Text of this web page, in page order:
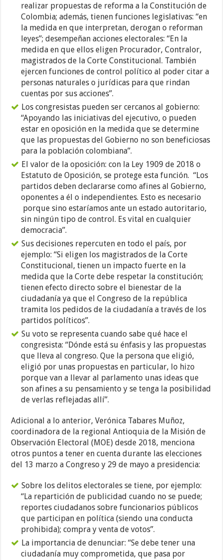
realizar propuestas de reforma a la Constitución de
Colombia; además, tienen funciones legislativas: “en
la medida en que interpretan, derogan o reforman
leyes”; desempeñan acciones electorales: “En la
medida en que ellos eligen Procurador, Contralor,
magistrados de la Corte Constitucional. También
ejercen funciones de control político al poder citar a
personas naturales o jurídicas para que rindan
cuentas por sus acciones”.
Los congresistas pueden ser cercanos al gobierno:
“Apoyando las iniciativas del ejecutivo, o pueden
estar en oposición en la medida que se determine
que las propuestas del Gobierno no son beneficiosas
para la población colombiana”.
El valor de la oposición: con la Ley 1909 de 2018 o
Estatuto de Oposición, se protege esta función. “Los
partidos deben declararse como afines al Gobierno,
oponentes a él o independientes. Esto es necesario
porque sino estaríamos ante un estado autoritario,
sin ningún tipo de control. Es vital en cualquier
democracia”.
Sus decisiones repercuten en todo el país, por
ejemplo: “Si eligen los magistrados de la Corte
Constitucional, tienen un impacto fuerte en la
medida que la Corte debe respetar la constitución;
tienen efecto directo sobre el bienestar de la
ciudadanía ya que el Congreso de la república
tramita los pedidos de la ciudadanía a través de los
partidos políticos”.
Su voto se representa cuando sabe qué hace el
congresista: “Dónde está su énfasis y las propuestas
que lleva al congreso. Que la persona que eligió,
eligió por unas propuestas en particular, lo hizo
porque van a llevar al parlamento unas ideas que
son afines a su pensamiento y se tenga la posibilidad
de verlas reflejadas allí”.
Adicional a lo anterior, Verónica Tabares Muñoz,
coordinadora de la regional Antioquia de la Misión de
Observación Electoral (MOE) desde 2018, menciona
otros puntos a tener en cuenta durante las elecciones
del 13 marzo a Congreso y 29 de mayo a presidencia:
Sobre los delitos electorales se tiene, por ejemplo:
“La repartición de publicidad cuando no se puede;
reportes ciudadanos sobre funcionarios públicos
que participan en política (siendo una conducta
prohibida); compra y venta de votos”.
La importancia de denunciar: “Se debe tener una
ciudadanía muy comprometida, que pasa por